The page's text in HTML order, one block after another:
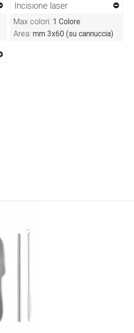
Incisione laser
Max colori: 1 Colore
Area:mm 3x60 (su cannuccia)